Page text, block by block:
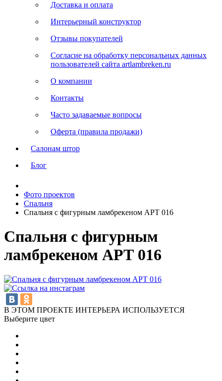
Доставка и оплата
Интерьерный конструктор
Отзывы покупателей
Согласие на обработку персональных данных
пользователей сайта artlambreken.ru
О компании
Контакты
Часто задаваемые вопросы
Оферта (правила продажи)
Салонам штор
Блог
Фото проектов
Спальня
Спальня с фигурным ламбрекеном АРТ 016
Спальня с фигурным
ламбрекеном АРТ 016
В ЭТОМ ПРОЕКТЕ ИНТЕРЬЕРА ИСПОЛЬЗУЕТСЯ
Выберите цвет